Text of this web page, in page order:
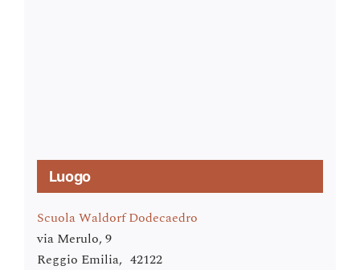
Luogo
Scuola Waldorf Dodecaedro
via Merulo, 9
Reggio Emilia, 42122